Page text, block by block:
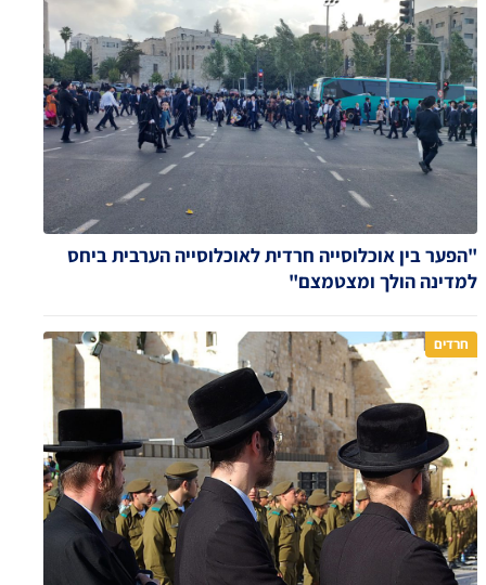
"הפער בין אוכלוסייה חרדית לאוכלוסייה הערבית ביחס
למדינה הולך ומצטמצם"
חרדים